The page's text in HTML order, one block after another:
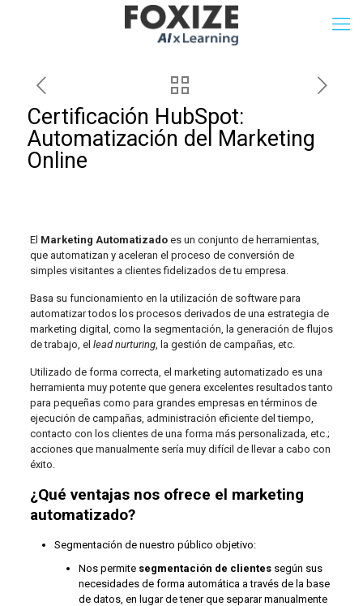
Certificación HubSpot:
Automatización del Marketing
Online
El Marketing Automatizadoes un conjunto de herramientas,
que automatizan y aceleran el proceso de conversión de
simples visitantes a clientes fidelizados de tu empresa.
Basa su funcionamiento en la utilización de software para
automatizar todos los procesos derivados de una estrategia de
marketing digital, como la segmentación, la generación de flujos
de trabajo, el lead nurturing, la gestión de campañas, etc.
Utilizado de forma correcta, el marketing automatizado es una
herramienta muy potente que genera excelentes resultados tanto
para pequeñas como para grandes empresas en términos de
ejecución de campañas, administración eficiente del tiempo,
contacto con los clientes de una forma más personalizada, etc.;
acciones que manualmente sería muy difícil de llevar a cabo con
éxito.
¿Qué ventajas nos ofrece el marketing
automatizado?
Segmentación de nuestro público objetivo:
Nos permitesegmentación de clientessegún sus
necesidades de forma automática a través de la base
de datos, en lugar de tener que separar manualmente